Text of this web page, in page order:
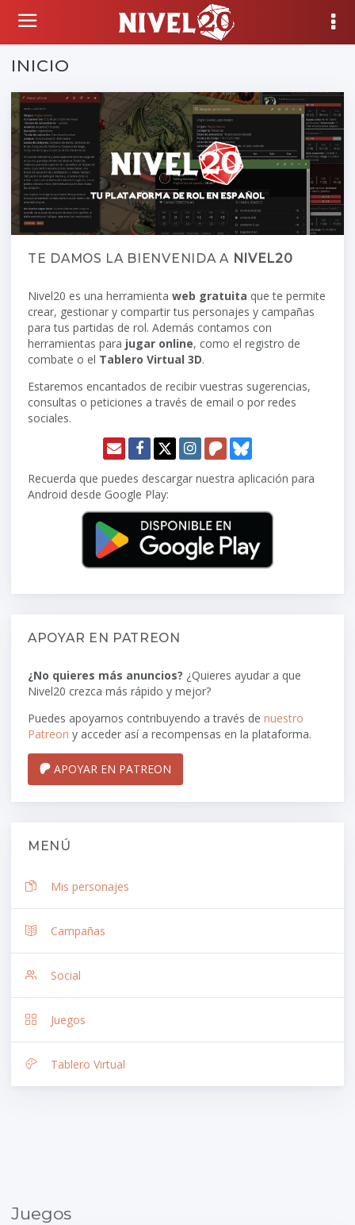
INICIO
TE DAMOS LA BIENVENIDA A NIVEL20
Nivel20 es una herramienta web gratuita que te permite
crear, gestionar y compartir tus personajes y campañas
para tus partidas de rol. Además contamos con
herramientas para jugar online, como el registro de
combate o el Tablero Virtual 3D.
Estaremos encantados de recibir vuestras sugerencias,
consultas o peticiones a través de email o por redes
sociales.
Recuerda que puedes descargar nuestra aplicación para
Android desde Google Play:
APOYAR EN PATREON
¿No quieres más anuncios? ¿Quieres ayudar a que
Nivel20 crezca más rápido y mejor?
Puedes apoyarnos contribuyendo a través de nuestro
Patreon y acceder así a recompensas en la plataforma.
APOYAR EN PATREON
MENÚ
Mis personajes
Campañas
Social
Juegos
Tablero Virtual
Juegos